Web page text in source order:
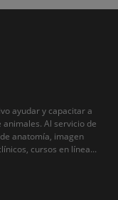
ayudar y capacitar a
Al servicio de
anatomía, imagen
cursos en línea...